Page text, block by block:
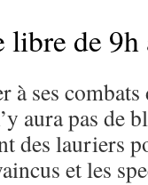
libre de 9h
à ses
aura pas de
des lauriers
et les